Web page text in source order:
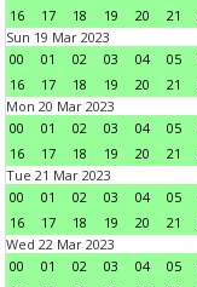
16
17 18 19 20 21
Sun 19 Mar 2023
00
01 02 03 04 05
16
17 18 19 20 21
Mon 20 Mar 2023
00
01 02 03 04 05
16
17 18 19 20 21
Tue 21 Mar 2023
00
01 02 03 04 05
16
17 18 19 20 21
Wed 22 Mar 2023
00
01 02 03 04 05